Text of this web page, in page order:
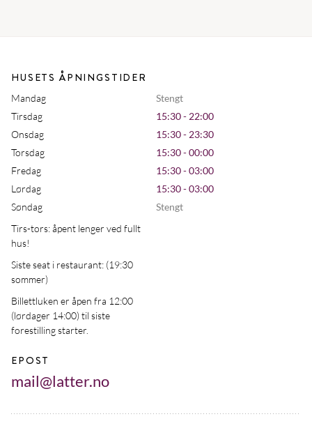
HUSETS ÅPNINGSTIDER
Mandag
Stengt
Tirsdag
15:30 - 22:00
Onsdag
15:30 - 23:30
Torsdag
15:30 - 00:00
Fredag
15:30 - 03:00
Lørdag
15:30 - 03:00
Søndag
Stengt
Tirs-tors: åpent lenger ved fullt
hus!
Siste seat i restaurant: (19:30
sommer)
Billettluken er åpen fra 12:00
(lørdager 14:00) til siste
forestilling starter.
EPOST
mail@latter.no